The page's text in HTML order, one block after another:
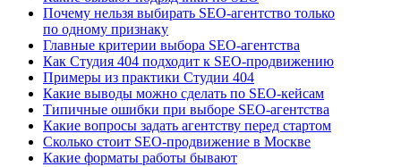
Почему нельзя выбирать SEO-агентство только
по одному признаку
Главные критерии выбора SEO-агентства
Как Студия 404 подходит к SEO-продвижению
Примеры из практики Студии 404
Какие выводы можно сделать по SEO-кейсам
Типичные ошибки при выборе SEO-агентства
Какие вопросы задать агентству перед стартом
Сколько стоит SEO-продвижение в Москве
Какие форматы работы бывают